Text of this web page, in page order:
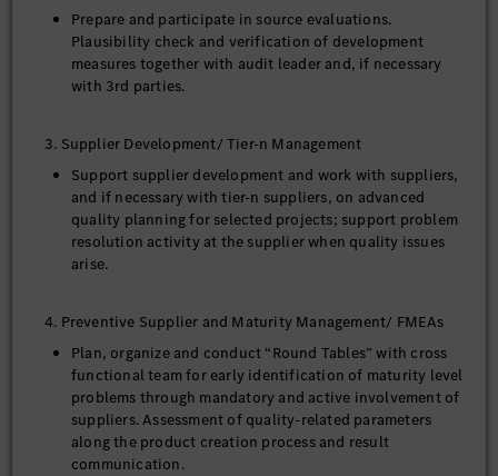
Prepare and participate in source evaluations.
Plausibility check and verification of development
measures together with audit leader and, if necessary
with 3rd parties.
3. Supplier Development/ Tier-n Management
Support supplier development and work with suppliers,
and if necessary with tier-n suppliers, on advanced
quality planning for selected projects; support problem
resolution activity at the supplier when quality issues
arise.
4. Preventive Supplier and Maturity Management/ FMEAs
Plan, organize and conduct “Round Tables” with cross
functional team for early identification of maturity level
problems through mandatory and active involvement of
suppliers. Assessment of quality-related parameters
along the product creation process and result
communication.